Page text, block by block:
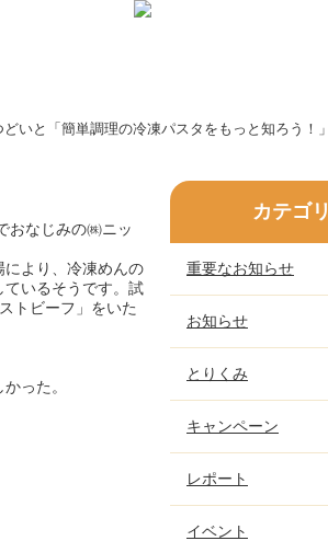
と「簡単調理の冷凍パスタをもっと知ろう！」
おなじみの㈱ニッ
より、冷凍めんの
いるそうです。試
トビーフ」をいた
った。
カテゴリ
重要なお知らせ
お知らせ
とりくみ
キャンペーン
レポート
イベント